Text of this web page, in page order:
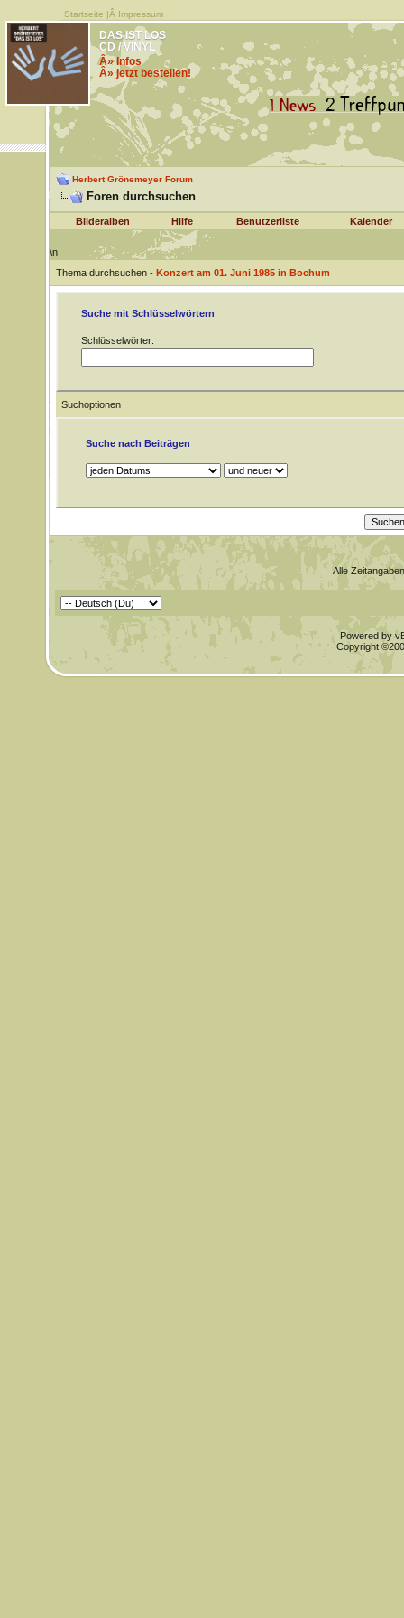
Startseite |Â Impressum
DAS IST LOS
CD / VINYL
Â» Infos
Â» jetzt bestellen!
Herbert Grönemeyer Forum
Foren durchsuchen
Bilderalben Hilfe Benutzerliste Kalender
\n
Thema durchsuchen - Konzert am 01. Juni 1985 in Bochum
Suche mit Schlüsselwörtern
Schlüsselwörter:
Suchoptionen
Suche nach Beiträgen
Alle
Powered by
Copyright